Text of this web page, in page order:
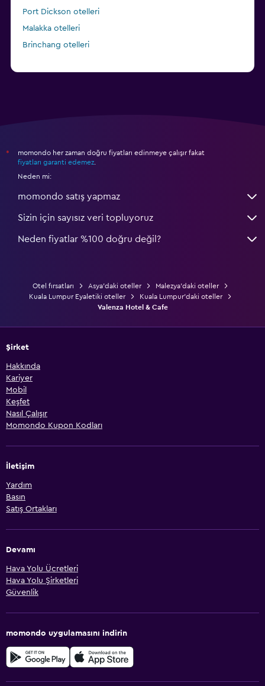
Port Dickson otelleri
Malakka otelleri
Brinchang otelleri
*
momondo her zaman doğru fiyatları edinmeye çalışır fakat
fiyatları garanti edemez
Neden mi:
momondo satış yapmaz
Sizin için sayısız veri topluyoruz
Neden fiyatlar %100 doğru değil?
Otel fırsatları Asya'daki oteller
Malezya'daki oteller
Kuala Lumpur Eyaletiki oteller
Kuala Lumpur'daki oteller
Valenza Hotel & Cafe
Şirket
Hakkında
Kariyer
Mobil
Keşfet
Nasıl Çalışır
Momondo Kupon Kodları
İletişim
Yardım
Basın
Satış Ortakları
Devamı
Hava Yolu Ücretleri
Hava Yolu Şirketleri
Güvenlik
momondo uygulamasını indirin